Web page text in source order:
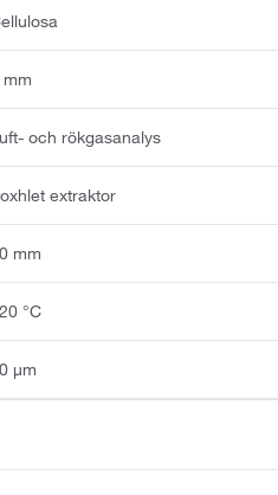
mm
och rökgasanalys
extraktor
mm
°C
μm